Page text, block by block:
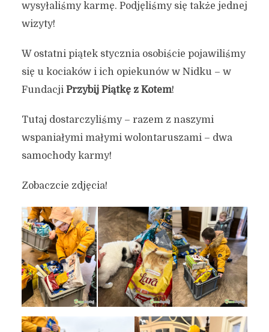
wysyłaliśmy karmę. Podjęliśmy się także jednej
wizyty!
W ostatni piątek stycznia osobiście pojawiliśmy
się u kociaków i ich opiekunów w Nidku – w
FundacjiPrzybij Piątkę z Kotem!
Tutaj dostarczyliśmy – razem z naszymi
wspaniałymi małymi wolontaruszami – dwa
samochody karmy!
Zobaczcie zdjęcia!